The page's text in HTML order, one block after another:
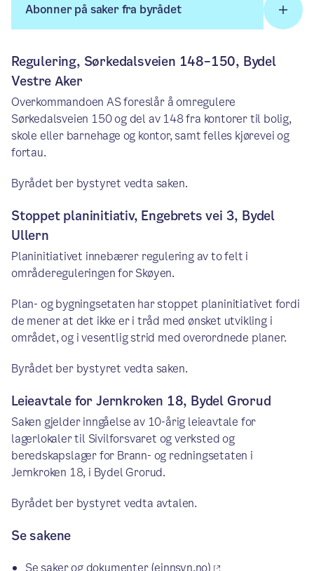
Abonner på saker fra byrådet
Regulering, Sørkedalsveien 148–150, Bydel
Vestre Aker
Overkommandoen AS foreslår å omregulere
Sørkedalsveien 150 og del av 148 fra kontorer til bolig,
skole eller barnehage og kontor, samt felles kjørevei og
fortau.
Byrådet ber bystyret vedta saken.
Stoppet planinitiativ, Engebrets vei 3, Bydel
Ullern
Planinitiativet innebærer regulering av to felt i
områdereguleringen for Skøyen.
Plan- og bygningsetaten har stoppet planinitiativet fordi
de mener at det ikke er i tråd med ønsket utvikling i
området, og i vesentlig strid med overordnede planer.
Byrådet ber bystyret vedta saken.
Leieavtale for Jernkroken 18, Bydel Grorud
Saken gjelder inngåelse av 10-årig leieavtale for
lagerlokaler til Sivilforsvaret og verksted og
beredskapslager for Brann- og redningsetaten i
Jernkroken 18, i Bydel Grorud.
Byrådet ber bystyret vedta avtalen.
Se sakene
Se saker og dokumenter (einnsyn.no)